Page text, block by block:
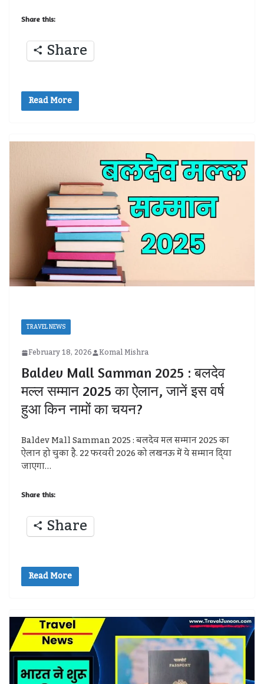
Share this:
Share
Read More
TRAVEL NEWS
February 18, 2026 Komal Mishra
Baldev Mall Samman 2025 : बलदेव
मल्ल सम्मान 2025 का ऐलान, जानें इस वर्ष
हुआ किन नामों का चयन?
Baldev Mall Samman 2025 : बलदेव मल सम्मान 2025 का
ऐलान हो चुका है. 22 फरवरी 2026 को लखनऊ में ये सम्मान दि्या
जाएगा…
Share this:
Share
Read More